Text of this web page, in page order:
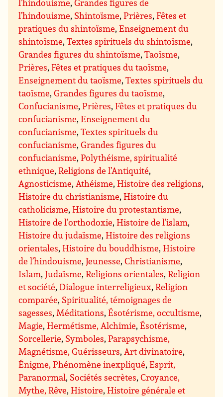
l’hindouisme, Shintoïsme,Prières,Fêtes et
pratiques du shintoïsme,Enseignement du
shintoïsme,Textes spirituels du shintoïsme,
Grandes figures du shintoïsme,Taoïsme,
Prières,Fêtes et pratiques du taoïsme,
Enseignement du taoïsme,Textes spirituels du
taoïsme,Grandes figures du taoïsme,
Confucianisme,Prières,Fêtes et pratiques du
confucianisme,Enseignement du
confucianisme,Textes spirituels du
confucianisme,Grandes figures du
confucianisme,Polythéisme, spiritualité
ethnique,Religions de l’Antiquité,
Agnosticisme, Athéisme,Histoire des religions,
Histoire du christianisme,Histoire du
catholicisme,Histoire du protestantisme,
Histoire de l’orthodoxie,Histoire de l’islam,
Histoire du judaïsme,Histoire des religions
orientales,Histoire du bouddhisme,Histoire
de l’hindouisme,Jeunesse,Christianisme,
Islam,Judaïsme,Religions orientales,Religion
et société,Dialogue interreligieux,Religion
comparée, Spiritualité, témoignages de
sagesses, Méditations,Ésotérisme, occultisme,
Magie,Hermétisme, Alchimie,Ésotérisme,
Sorcellerie, Symboles,Parapsychisme,
Magnétisme, Guérisseurs, Art divinatoire,
Énigme, Phénomène inexpliqué,Esprit,
Paranormal, Sociétés secrètes,Croyance,
Mythe, Rêve,Histoire,Histoire générale et